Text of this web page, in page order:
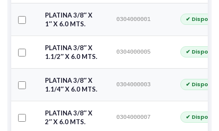
PLATINA 3/8″ X
1″ X 6.0 MTS.
0304000001 ✔
PLATINA 3/8″ X
1.1/2″ X 6.0 MTS.
0304000005 ✔
PLATINA 3/8″ X
1.1/4″ X 6.0 MTS.
0304000003 ✔
PLATINA 3/8″ X
2″ X 6.0 MTS.
0304000007 ✔